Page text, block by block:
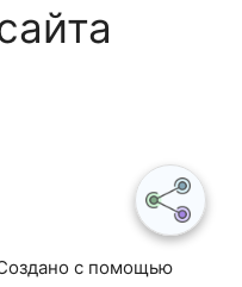
с помощью